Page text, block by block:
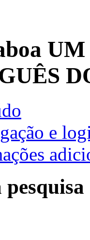
UM
e
pesquisa